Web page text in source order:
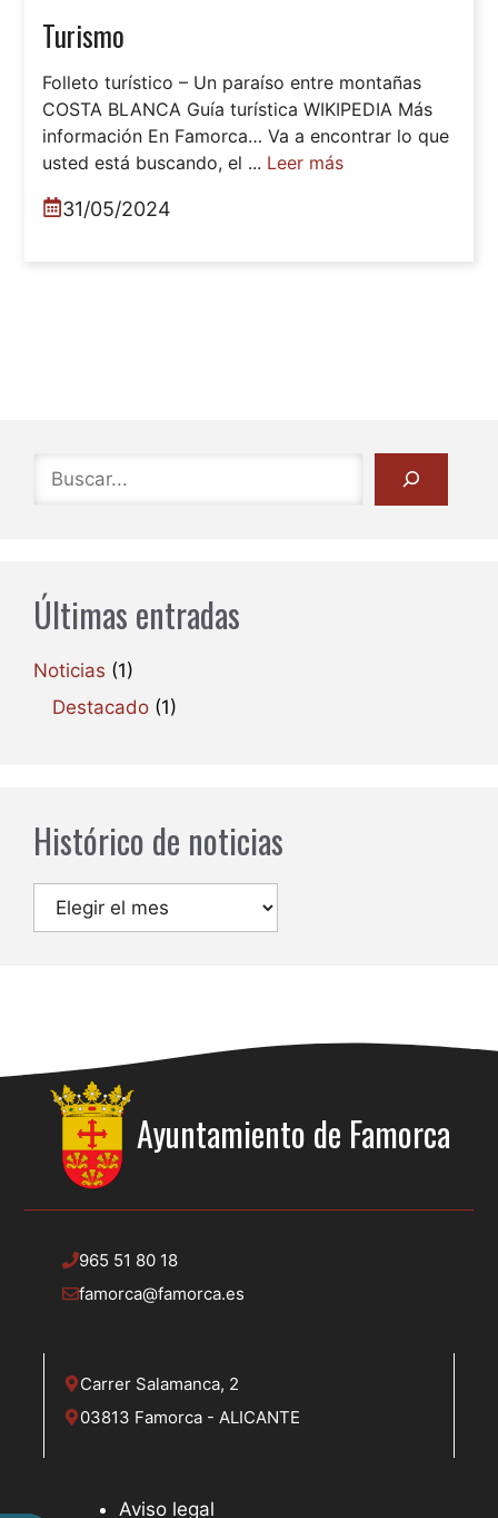
Turismo
Folleto turístico – Un paraíso entre montañas
COSTA BLANCA Guía turística WIKIPEDIA Más
información En Famorca… Va a encontrar lo que
usted está buscando, el ... Leer más
31/05/2024
Últimas entradas
Noticias (1)
Destacado (1)
Histórico de noticias
Archivos
Ayuntamiento de Famorca
965 51 80 18
famorca@famorca.es
Carrer Salamanca, 2
03813 Famorca - ALICANTE
Aviso legal